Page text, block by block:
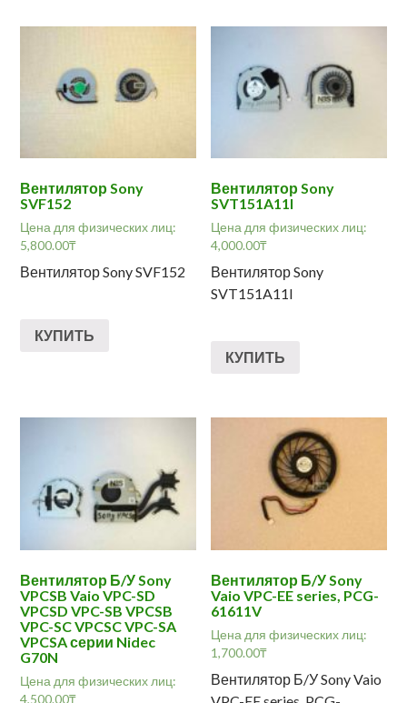
Вентилятор Sony
SVF152
Цена для физических лиц:
5,800.00₸
Вентилятор Sony SVF152
КУПИТЬ
Вентилятор Sony
SVT151A11I
Цена для физических лиц:
4,000.00₸
Вентилятор Sony
SVT151A11I
КУПИТЬ
Вентилятор Б/У Sony
VPCSB Vaio VPC-SD
VPCSD VPC-SB VPCSB
VPC-SC VPCSC VPC-SA
VPCSA серии Nidec
G70N
Цена для физических лиц:
4,500.00₸
Вентилятор Б/У Sony
Vaio VPC-EE series, PCG-
61611V
Цена для физических лиц:
1,700.00₸
Вентилятор Б/У Sony Vaio